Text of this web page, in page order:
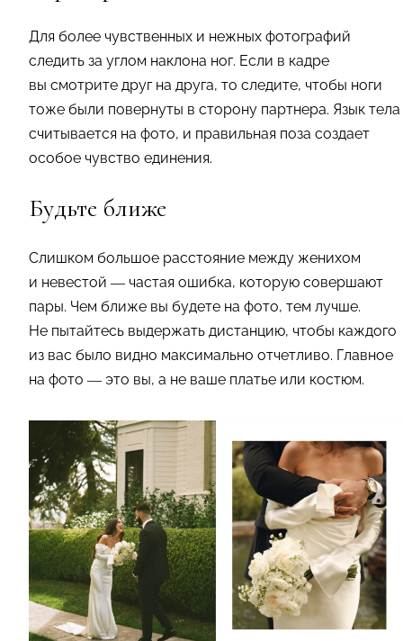
Для более чувственных и нежных фотографий
следить за углом наклона ног. Если в кадре
вы смотрите друг на друга, то следите, чтобы ноги
тоже были повернуты в сторону партнера. Язык тела
считывается на фото, и правильная поза создает
особое чувство единения.
Будьте ближе
Слишком большое расстояние между женихом
и невестой — частая ошибка, которую совершают
пары. Чем ближе вы будете на фото, тем лучше.
Не пытайтесь выдержать дистанцию, чтобы каждого
из вас было видно максимально отчетливо. Главное
на фото — это вы, а не ваше платье или костюм.